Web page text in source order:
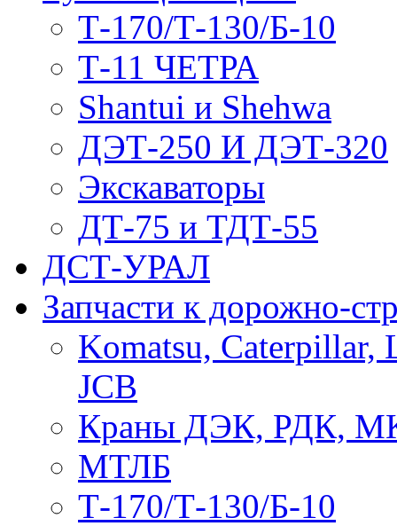
Т-170/Т-130/Б-10
Т-11 ЧЕТРА
Shantui и Shehwa
ДЭТ-250 И ДЭТ-320
Экскаваторы
ДТ-75 и ТДТ-55
ДСТ-УРАЛ
Запчасти к дорожно-
Komatsu, Caterpillar,
JCB
Краны ДЭК, РДК,
МТЛБ
Т-170/Т-130/Б-10